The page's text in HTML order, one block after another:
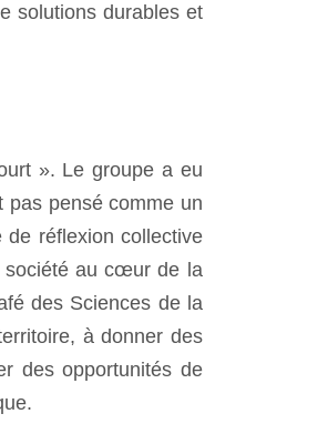
solutions durables et
». Le groupe a eu
pas pensé comme un
de réflexion collective
société au cœur de la
des Sciences de la
à donner des
des opportunités de